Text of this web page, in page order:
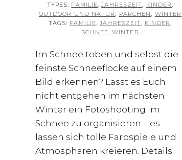
TYPES: FAMILIE ,JAHRESZEIT KINDER
OUTDOOR UND NATUR
PÄRCHEN
WINTER
TAGS: FAMILIE ,JAHRESZEIT KINDER
SCHNEE ,WINTER
Im Schnee toben und selbst die
feinste Schneeflocke auf einem
Bild erkennen? Lasst es Euch
nicht entgehen im nächsten
Winter ein Fotoshooting im
Schnee zu organisieren – es
lassen sich tolle Farbspiele und
Atmosphären kreieren. Details